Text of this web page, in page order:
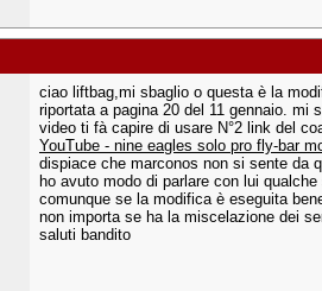
ciao liftbag,mi sbaglio o questa è la
riportata a pagina 20 del 11 gennaio. mi
video ti fà capire di usare N°2 link del
YouTube - nine eagles solo pro fly-bar
dispiace che marconos non si sente da
ho avuto modo di parlare con lui
comunque se la modifica è eseguita
non importa se ha la miscelazione dei
saluti bandito